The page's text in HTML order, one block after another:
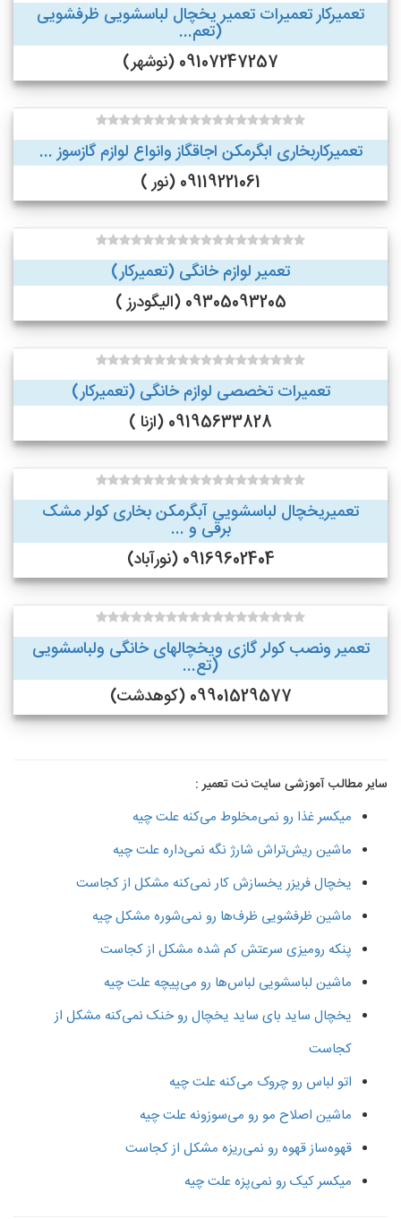
تعمیرکار تعمیرات تعمیر یخچال لباسشویی ظرفشویی
(تعم...
09107247257 (نوشهر)
تعمیرکاربخاری ابگرمکن اجاقگاز وانواع لوازم گازسوز ...
09119221061 (نور )
تعمیر لوازم خانگی (تعمیرکار)
09305093205 (الیگودرز )
تعمیرات تخصصی لوازم خانگی (تعمیرکار)
09195633828 (ازنا )
تعمیریخچال لباسشویی آبگرمکن بخاری کولر مشک
برقی و ...
09169602404 (نورآباد)
تعمیر ونصب کولر گازی ویخچالهای خانگی ولباسشویی
(تع...
09901529577 (کوهدشت)
سایر مطالب آموزشی سایت نت تعمیر :
میکسر غذا رو نمی‌مخلوط می‌کنه علت چیه
ماشین ریش‌تراش شارژ نگه نمی‌داره علت چیه
یخچال فریزر یخسازش کار نمی‌کنه مشکل از کجاست
ماشین ظرفشویی ظرف‌ها رو نمی‌شوره مشکل چیه
پنکه رومیزی سرعتش کم شده مشکل از کجاست
ماشین لباسشویی لباس‌ها رو می‌پیچه علت چیه
یخچال ساید بای ساید یخچال رو خنک نمی‌کنه مشکل از
کجاست
اتو لباس رو چروک می‌کنه علت چیه
ماشین اصلاح مو رو می‌سوزونه علت چیه
قهوه‌ساز قهوه رو نمی‌ریزه مشکل از کجاست
میکسر کیک رو نمی‌پزه علت چیه